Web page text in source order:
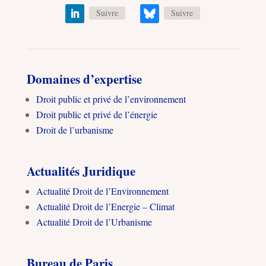
Suivre Suivre
Domaines d’expertise
Droit public et privé de l’environnement
Droit public et privé de l’énergie
Droit de l’urbanisme
Actualités Juridique
Actualité Droit de l’Environnement
Actualité Droit de l’Energie – Climat
Actualité Droit de l’Urbanisme